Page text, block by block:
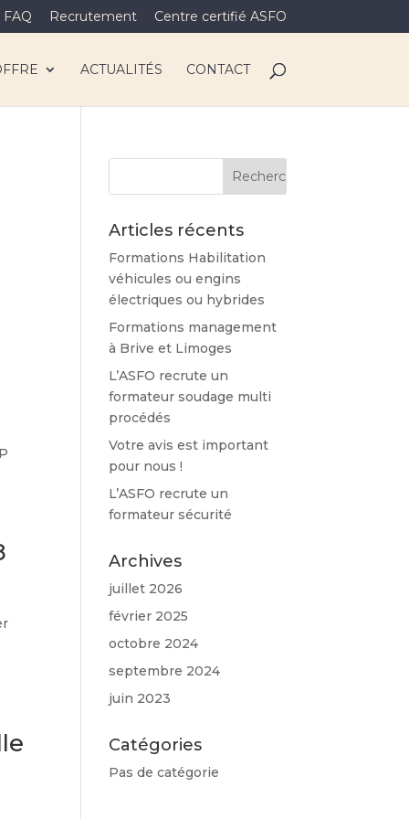
FAQ Recrutement Centre certifié ASFO
ACTUALITÉS CONTACT
Articles récents
Formations Habilitation
véhicules ou engins
électriques ou hybrides
Formations management
à Brive et Limoges
L’ASFO recrute un
formateur soudage multi
procédés
Votre avis est important
pour nous !
L’ASFO recrute un
formateur sécurité
Archives
juillet 2026
février 2025
octobre 2024
septembre 2024
juin 2023
Catégories
Pas de catégorie